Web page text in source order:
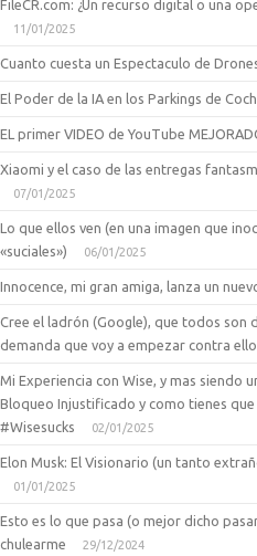
FileCR.com: ¿Un recurso digital o una
11/01/2025
Cuanto cuesta un Espectaculo de
El Poder de la IA en los Parkings de
EL primer VIDEO de YouTube
Xiaomi y el caso de las entregas
07/01/2025
Lo que ellos ven (en una imagen que
«suciales»)
06/01/2025
Innocence, mi gran amiga, lanza un
Cree el ladrón (Google), que todos son
demanda que voy a empezar contra
Mi Experiencia con Wise, y mas siendo
Bloqueo Injustificado y como tienes
#Wisesucks
02/01/2025
Elon Musk: El Visionario (un tanto
01/01/2025
Esto es lo que pasa (o mejor dicho
chulearme
29/12/2024